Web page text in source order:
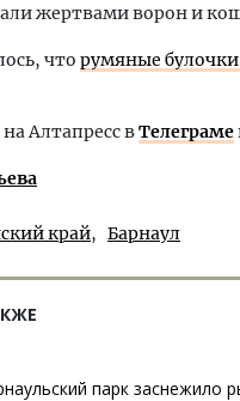
жертвами ворон и
что румяные
Алтапресс вТелеграме
край Барнаул
парк